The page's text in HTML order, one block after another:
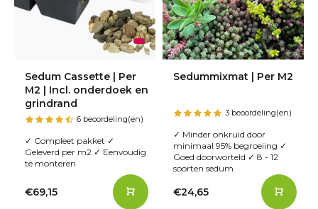
Sedum Cassette | Per
M2 | Incl. onderdoek en
grindrand
6 beoordeling(en)
✓ Compleet pakket ✓
Geleverd per m2 ✓ Eenvoudig
te monteren
€69,15
Sedummixmat | Per M2
3 beoordeling(en)
✓ Minder onkruid door
minimaal 95% begroeiing ✓
Goed doorworteld ✓ 8 - 12
soorten sedum
€24,65